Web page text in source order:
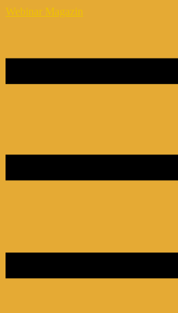
Webinar Magazin